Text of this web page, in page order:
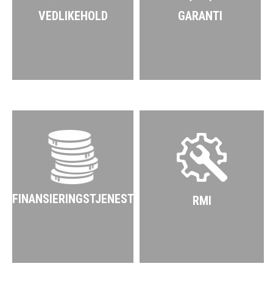
VEDLIKEHOLD GARANTI
FINANSIERINGSTJENESTER RMI